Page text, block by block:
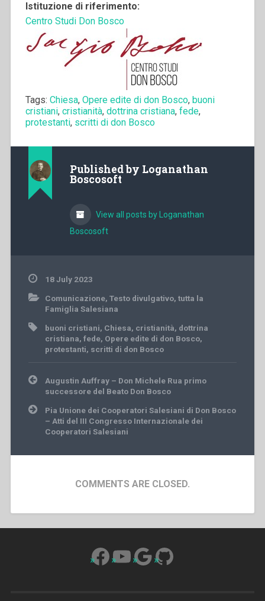
Istituzione di riferimento:
Centro Studi Don Bosco
Tags: Chiesa, Opere edite di don Bosco, buoni
cristiani, cristianità, dottrina cristiana, fede,
protestanti, scritti di don Bosco
Published by Loganathan
Boscosoft
View all posts by Loganathan
Boscosoft
18 July 2023
Comunicazione, Testo divulgativo, tutta la
Famiglia Salesiana
buoni cristiani, Chiesa, cristianità, dottrina
cristiana, fede, Opere edite di don Bosco,
protestanti, scritti di don Bosco
Post
navigation
Augustin Auffray – Don Michele Rua primo
successore del Beato Don Bosco
Pia Unione dei Cooperatori Salesiani di Don Bosco
– Atti del III Congresso Internazionale dei
Cooperatori Salesiani
COMMENTS ARE CLOSED.
Facebook
YouTube
Google
GitHub